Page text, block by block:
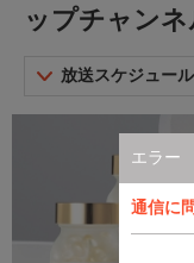
エラー
通信に
ップチャンネ
放送スケジュー